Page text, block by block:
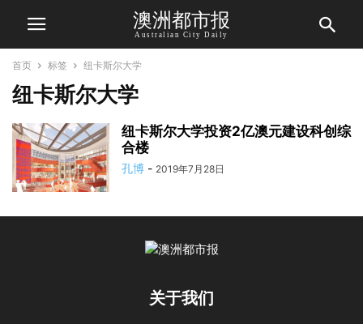
澳洲都市报
Australian City Daily
首页 标签 纽卡斯尔大学
纽卡斯尔大学
纽卡斯尔大学投资2亿澳元建设科创综
合楼
孔博 - 2019年7月28日
关于我们